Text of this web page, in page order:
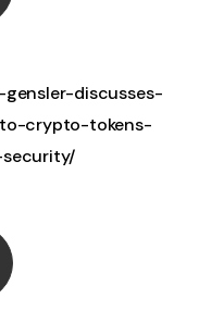
discusses-
crypto-tokens-